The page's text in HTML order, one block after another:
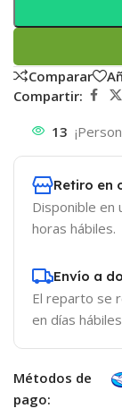
Comparar
Compartir:
13
Retiro en
Disponible en
horas hábiles.
Envío a
El reparto se
en días
Métodos de
pago: